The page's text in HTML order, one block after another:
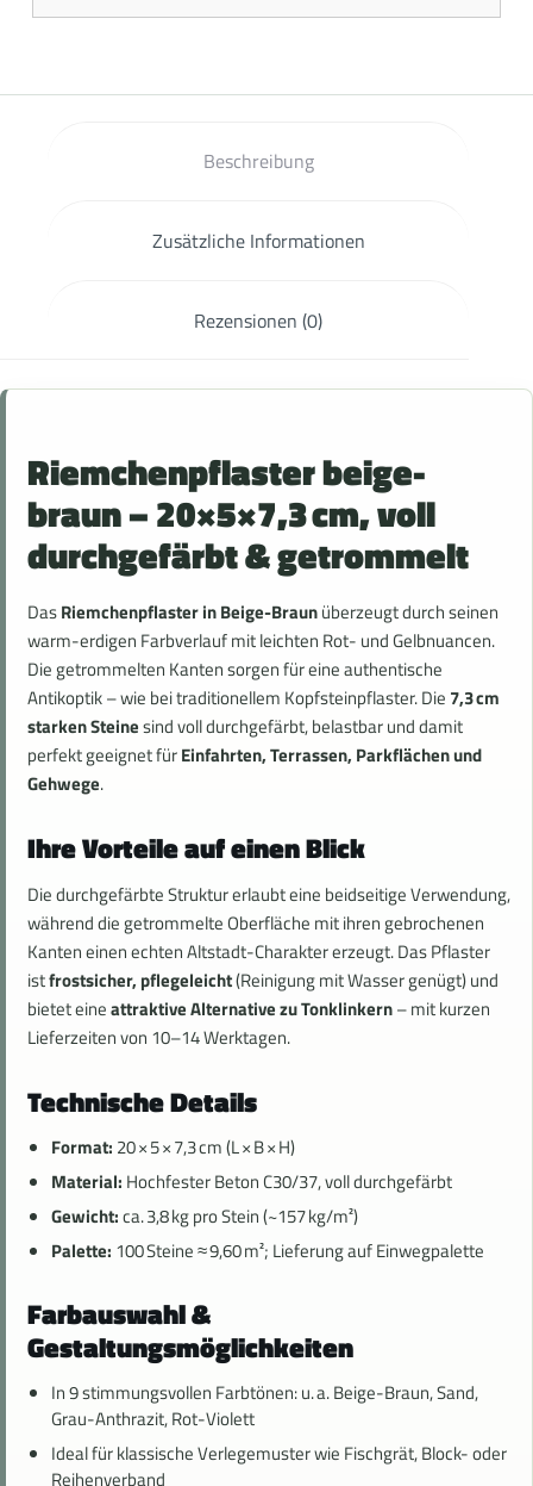
Beschreibung
Zusätzliche Informationen
Rezensionen (0)
Riemchenpflaster beige-
braun – 20×5×7,3 cm, voll
durchgefärbt & getrommelt
DasRiemchenpflaster in Beige-Braunüberzeugt durch seinen
warm-erdigen Farbverlauf mit leichten Rot- und Gelbnuancen.
Die getrommelten Kanten sorgen für eine authentische
Antikoptik – wie bei traditionellem Kopfsteinpflaster. Die 7,3 cm
starken Steinesind voll durchgefärbt, belastbar und damit
perfekt geeignet fürEinfahrten, Terrassen, Parkflächen und
Gehwege.
Ihre Vorteile auf einen Blick
Die durchgefärbte Struktur erlaubt eine beidseitige Verwendung,
während die getrommelte Oberfläche mit ihren gebrochenen
Kanten einen echten Altstadt-Charakter erzeugt. Das Pflaster
istfrostsicher, pflegeleicht(Reinigung mit Wasser genügt) und
bietet eineattraktive Alternative zu Tonklinkern– mit kurzen
Lieferzeiten von 10–14 Werktagen.
Technische Details
Format: 20 × 5 × 7,3 cm (L × B × H)
Material: Hochfester Beton C30/37, voll durchgefärbt
Gewicht:ca. 3,8 kg pro Stein (~157 kg/m²)
Palette: 100 Steine ≈ 9,60 m²; Lieferung auf Einwegpalette
Farbauswahl &
Gestaltungsmöglichkeiten
In 9 stimmungsvollen Farbtönen: u. a. Beige-Braun, Sand,
Grau-Anthrazit, Rot-Violett
Ideal für klassische Verlegemuster wie Fischgrät, Block- oder
Reihenverband